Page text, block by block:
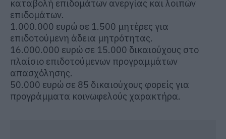
καταβολή επιδομάτων ανεργίας και λοιπών
επιδομάτων.
1.000.000 ευρώ σε 1.500 μητέρες για
επιδοτούμενη άδεια μητρότητας.
16.000.000 ευρώ σε 15.000 δικαιούχους στο
πλαίσιο επιδοτούμενων προγραμμάτων
απασχόλησης.
50.000 ευρώ σε 85 δικαιούχους φορείς για
προγράμματα κοινωφελούς χαρακτήρα.